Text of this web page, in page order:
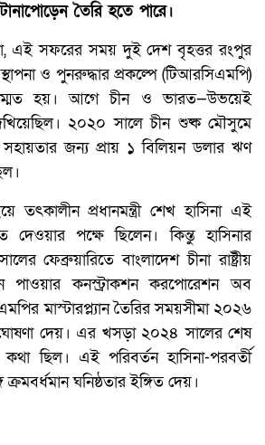
তৈরি হতে পারে।
এই সফরের সময় দুই দেশ বৃহত্তর রংপুর
ও পুনরুদ্ধার প্রকল্পে (টিআরসিএমপি)
হয়। আগে চীন ও ভারত—উভয়েই
২০২০ সালে চীন শুষ্ক মৌসুমে
সহায়তার জন্য প্রায় ১ বিলিয়ন ডলার ঋণ
তৎকালীন প্রধানমন্ত্রী শেখ হাসিনা এই
দেওয়ার পক্ষে ছিলেন। কিন্তু হাসিনার
ফেব্রুয়ারিতে বাংলাদেশ চীনা রাষ্ট্রীয়
পাওয়ার কনস্ট্রাকশন করপোরেশন অব
মাস্টারপ্ল্যান তৈরির সময়সীমা ২০২৬
ঘোষণা দেয়। এর খসড়া ২০২৪ সালের শেষ
ছিল। এই পরিবর্তন হাসিনা-পরবর্তী
ক্রমবর্ধমান ঘনিষ্ঠতার ইঙ্গিত দেয়।